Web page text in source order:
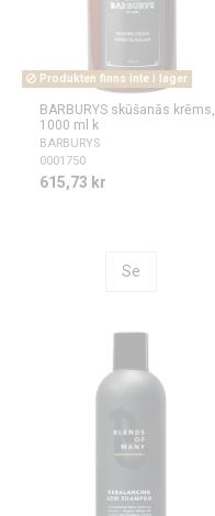
Produkten finns inte i lager
BARBURYS skūšanās krēms,
1000 ml k
BARBURYS
0001750
615,73 kr
Se